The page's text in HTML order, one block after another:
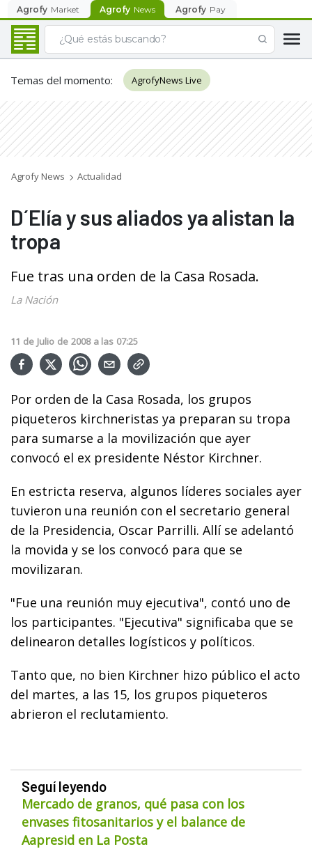
Agrofy Market Agrofy News Agrofy Pay
Temas del momento: AgrofyNews Live
Agrofy News Actualidad
D´Elía y sus aliados ya alistan la
tropa
Fue tras una orden de la Casa Rosada.
La Nación
11 de Julio de 2008 a las 07:25
Por orden de la Casa Rosada, los grupos
piqueteros kirchneristas ya preparan su tropa
para sumarse a la movilización que ayer
convocó el ex presidente Néstor Kirchner.
En estricta reserva, algunos líderes sociales ayer
tuvieron una reunión con el secretario general
de la Presidencia, Oscar Parrilli. Allí se adelantó
la movida y se los convocó para que se
movilizaran.
"Fue una reunión muy ejecutiva", contó uno de
los participantes. "Ejecutiva" significaba que se
delinearon detalles logísticos y políticos.
Tanto que, no bien Kirchner hizo público el acto
del martes, a las 15, los grupos piqueteros
abrieron el reclutamiento.
Seguí leyendo
Mercado de granos, qué pasa con los
envases fitosanitarios y el balance de
Aapresid en La Posta